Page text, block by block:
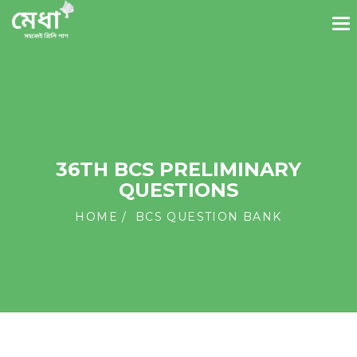
36TH BCS PRELIMINARY
QUESTIONS
HOME BCS QUESTION BANK